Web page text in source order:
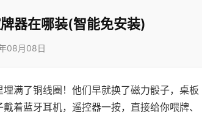
器在哪装(智能免安装)
08月08日
满了铜线圈！他们早就换了磁力骰子，桌板
着蓝牙耳机，遥控器一按，直接给你喂牌、